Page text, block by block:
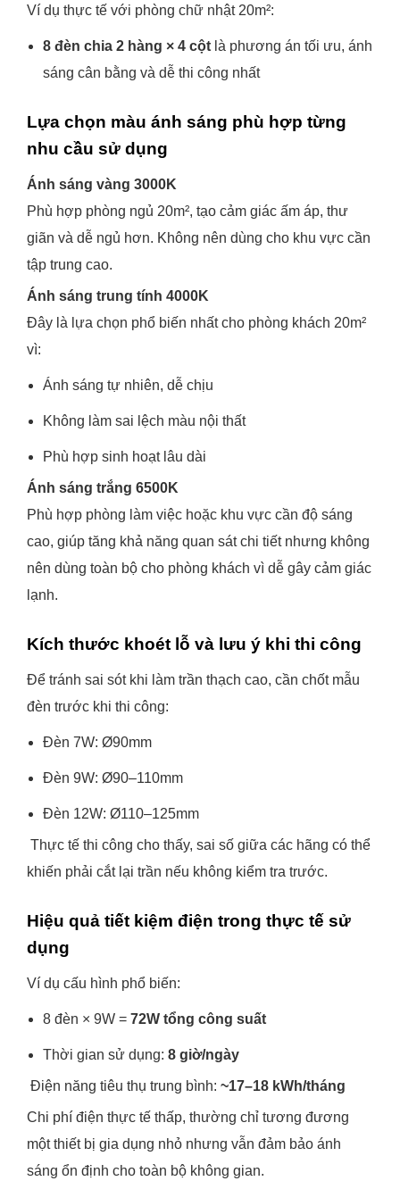
Ví dụ thực tế với phòng chữ nhật 20m²:
8 đèn chia 2 hàng × 4 cột là phương án tối ưu, ánh
sáng cân bằng và dễ thi công nhất
Lựa chọn màu ánh sáng phù hợp từng
nhu cầu sử dụng
Ánh sáng vàng 3000K
Phù hợp phòng ngủ 20m², tạo cảm giác ấm áp, thư
giãn và dễ ngủ hơn. Không nên dùng cho khu vực cần
tập trung cao.
Ánh sáng trung tính 4000K
Đây là lựa chọn phổ biến nhất cho phòng khách 20m²
vì:
Ánh sáng tự nhiên, dễ chịu
Không làm sai lệch màu nội thất
Phù hợp sinh hoạt lâu dài
Ánh sáng trắng 6500K
Phù hợp phòng làm việc hoặc khu vực cần độ sáng
cao, giúp tăng khả năng quan sát chi tiết nhưng không
nên dùng toàn bộ cho phòng khách vì dễ gây cảm giác
lạnh.
Kích thước khoét lỗ và lưu ý khi thi công
Để tránh sai sót khi làm trần thạch cao, cần chốt mẫu
đèn trước khi thi công:
Đèn 7W: Ø90mm
Đèn 9W: Ø90–110mm
Đèn 12W: Ø110–125mm
Thực tế thi công cho thấy, sai số giữa các hãng có thể
khiến phải cắt lại trần nếu không kiểm tra trước.
Hiệu quả tiết kiệm điện trong thực tế sử
dụng
Ví dụ cấu hình phổ biến:
8 đèn × 9W = 72W tổng công suất
Thời gian sử dụng: 8 giờ/ngày
Điện năng tiêu thụ trung bình: ~17–18 kWh/tháng
Chi phí điện thực tế thấp, thường chỉ tương đương
một thiết bị gia dụng nhỏ nhưng vẫn đảm bảo ánh
sáng ổn định cho toàn bộ không gian.